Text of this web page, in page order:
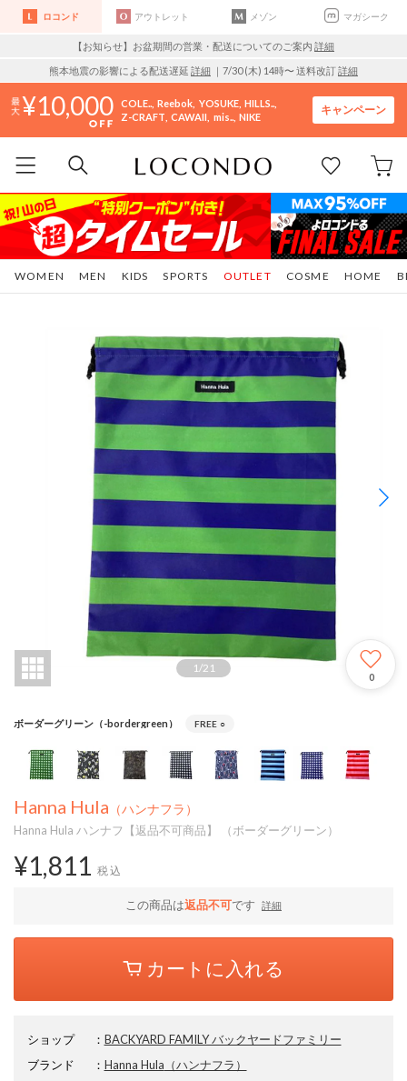
ロコンド アウトレット メゾン マガシーク
【お知らせ】お盆期間の営業・配送についてのご案内 詳細
熊本地震の影響による配送遅延 詳細 ｜7/30 (木) 14時〜 送料改訂詳細
10,000 COLE.. Reebok YOSUKE HILLS..
Z-CRAFT CAWAII mis.. NIKE
キャンペーン
WOMEN MEN KIDS SPORTS COSME HOME
OUTLET
1/21
0
ボーダーグリーン（-bordergreen） FREE ○
Hanna Hula （ハンナフラ）
Hanna Hula ハンナフ【返品不可商品】 （ボーダーグリーン）
¥1,811 税込
この商品は返品不可です 詳細
カートに入れる
ショップ ： BACKYARD FAMILY バックヤードファミリー
ブランド
： Hanna Hula （ハンナフラ）